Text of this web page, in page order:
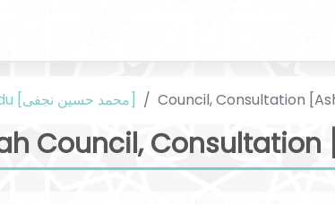
Urdu [محمد حسین نجفی] Council, Consultation
Council,